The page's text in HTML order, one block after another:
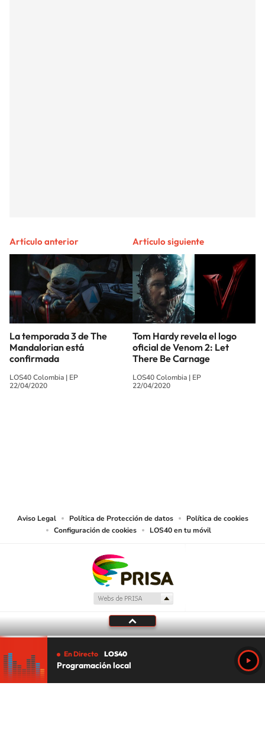
Artículo anterior
La temporada 3 de The
Mandalorian está
confirmada
LOS40 Colombia | EP
22/04/2020
Artículo siguiente
Tom Hardy revela el logo
oficial de Venom 2: Let
There Be Carnage
LOS40 Colombia | EP
22/04/2020
Aviso Legal Política de Protección de datos
Política de cookies
Configuración de cookies
LOS40 en tu móvil
En Directo LOS40
Programación local